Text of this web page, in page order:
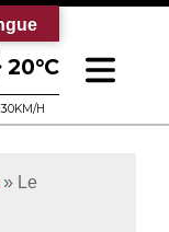
site officiel de la
20°C
H
» Le